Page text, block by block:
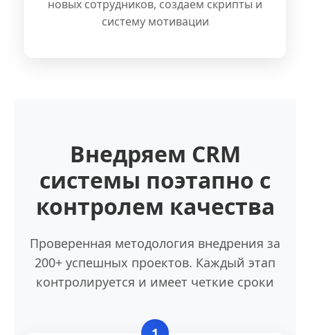
новых сотрудников, создаем скрипты и
систему мотивации
Внедряем CRM
системы поэтапно с
контролем качества
Проверенная методология внедрения за
200+ успешных проектов. Каждый этап
контролируется и имеет четкие сроки